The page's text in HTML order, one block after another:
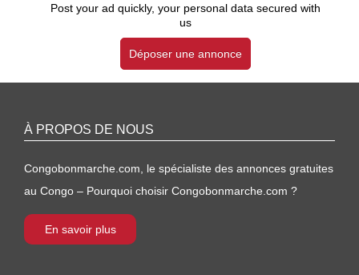
Post your ad quickly, your personal data secured with
us
Déposer une annonce
À PROPOS DE NOUS
Congobonmarche.com, le spécialiste des annonces gratuites
au Congo – Pourquoi choisir Congobonmarche.com ?
En savoir plus